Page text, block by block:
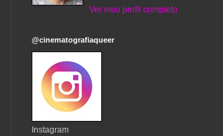
Ver meu perfil completo
@cinematografiaqueer
Instagram